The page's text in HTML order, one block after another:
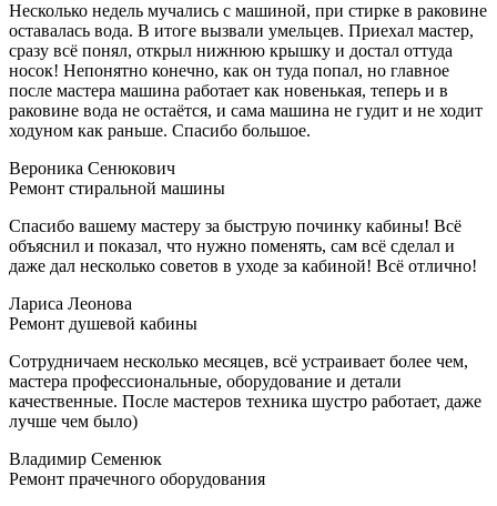
Несколько недель мучались с машиной, при стирке в раковине
оставалась вода. В итоге вызвали умельцев. Приехал мастер,
сразу всё понял, открыл нижнюю крышку и достал оттуда
носок! Непонятно конечно, как он туда попал, но главное
после мастера машина работает как новенькая, теперь и в
раковине вода не остаётся, и сама машина не гудит и не ходит
ходуном как раньше. Спасибо большое.
Вероника Сенюкович
Ремонт стиральной машины
Спасибо вашему мастеру за быструю починку кабины! Всё
объяснил и показал, что нужно поменять, сам всё сделал и
даже дал несколько советов в уходе за кабиной! Всё отлично!
Лариса Леонова
Ремонт душевой кабины
Сотрудничаем несколько месяцев, всё устраивает более чем,
мастера профессиональные, оборудование и детали
качественные. После мастеров техника шустро работает, даже
лучше чем было)
Владимир Семенюк
Ремонт прачечного оборудования